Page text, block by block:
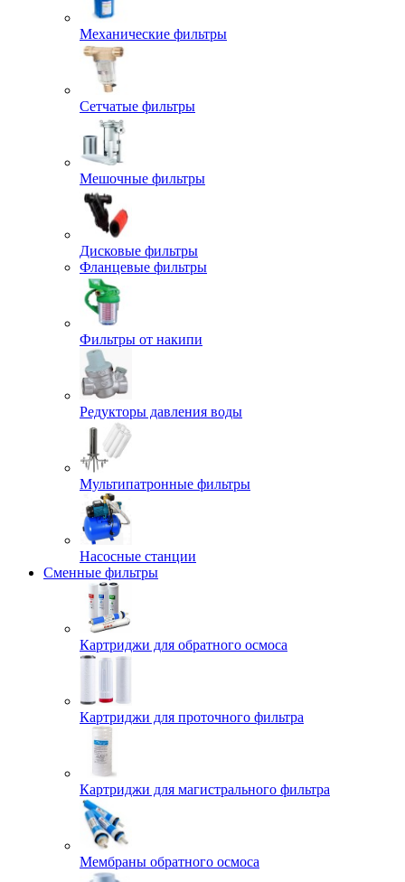
Механические фильтры
Сетчатые фильтры
Мешочные фильтры
Дисковые фильтры
Фланцевые фильтры
Фильтры от накипи
Редукторы давления воды
Мультипатронные фильтры
Насосные станции
Сменные фильтры
Картриджи для обратного осмоса
Картриджи для проточного фильтра
Картриджи для магистрального фильтра
Мембраны обратного осмоса